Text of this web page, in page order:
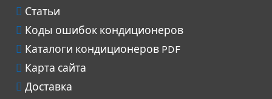
Статьи
Коды ошибок кондиционеров
Каталоги кондиционеров PDF
Карта сайта
Доставка